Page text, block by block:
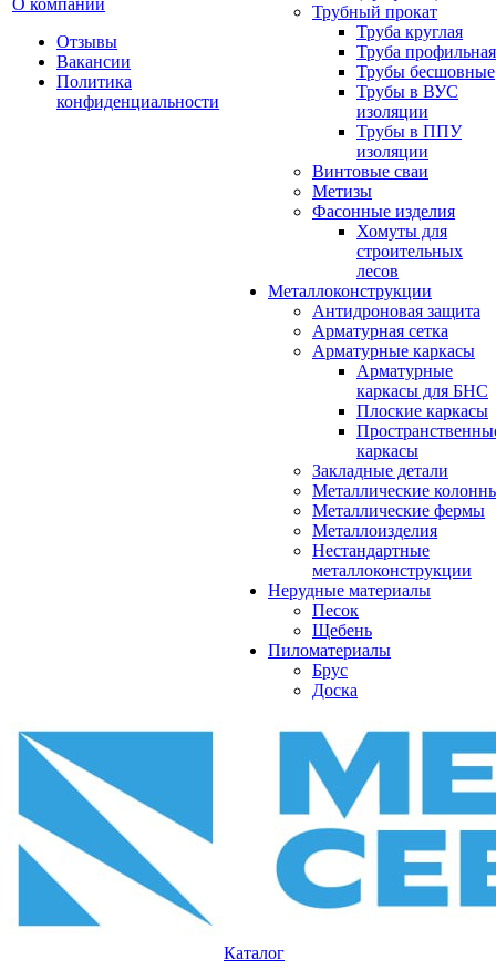
О компании
Отзывы
Вакансии
Политика
конфиденциальности
Трубный прокат
Труба круглая
Труба профильная
Трубы бесшовные
Трубы в ВУС
изоляции
Трубы в ППУ
изоляции
Винтовые сваи
Метизы
Фасонные изделия
Хомуты для
строительных
лесов
Металлоконструкции
Антидроновая защита
Арматурная сетка
Арматурные каркасы
Арматурные
каркасы для БНС
Плоские каркасы
каркасы
Закладные детали
Металлические
Металлические фермы
Металлоизделия
Нестандартные
металлоконструкции
Нерудные материалы
Песок
Щебень
Пиломатериалы
Брус
Доска
Каталог